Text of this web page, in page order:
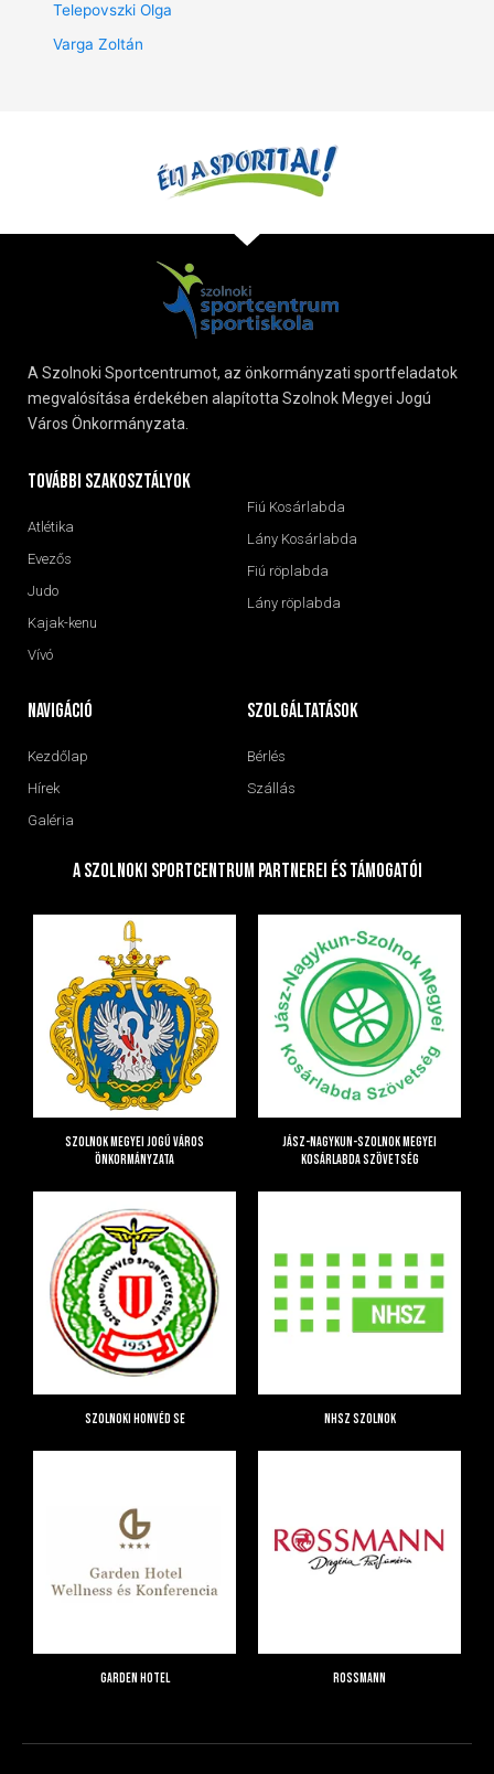
Telepovszki Olga
Varga Zoltán
A Szolnoki Sportcentrumot, az önkormányzati sportfeladatok
megvalósítása érdekében alapította Szolnok Megyei Jogú
Város Önkormányzata.
További szakosztályok
Atlétika
Evezős
Judo
Kajak-kenu
Vívó
Fiú Kosárlabda
Lány Kosárlabda
Fiú röplabda
Lány röplabda
navigáció
Kezdőlap
Hírek
Galéria
Szolgáltatások
Bérlés
Szállás
A Szolnoki Sportcentrum Partnerei és Támogatói
Szolnok Megyei Jogú Város
Önkormányzata
Jász-Nagykun-Szolnok Megyei
Kosárlabda Szövetség
Szolnoki Honvéd SE NHSZ Szolnok
Garden Hotel Rossmann